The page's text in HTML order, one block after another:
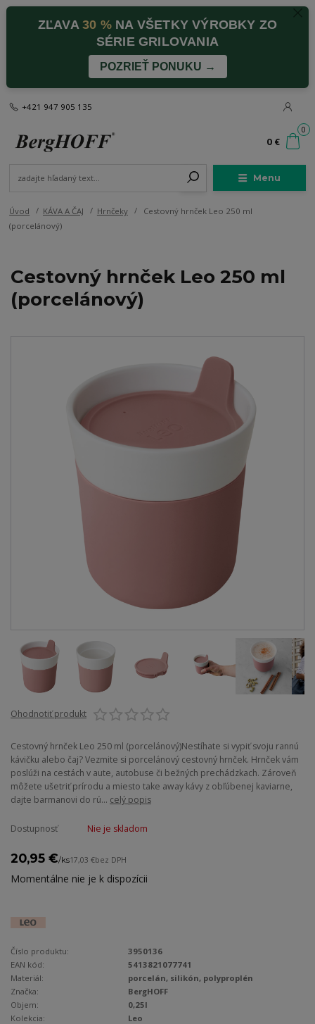
ZĽAVA30 %NA VŠETKY VÝROBKY ZO
SÉRIE GRILOVANIA
POZRIEŤ PONUKU →
Menu
+421 947 905 135
0
0 €
Úvod KÁVA A ČAJ Hrnčeky
Cestovný hrnček Leo 250 ml
(porcelánový)
Cestovný hrnček Leo 250 ml
(porcelánový)
Ohodnotiť produkt
Cestovný hrnček Leo 250 ml (porcelánový)Nestíhate si vypiť svoju rannú
kávičku alebo čaj? Vezmite si porcelánový cestovný hrnček. Hrnček vám
poslúži na cestách v aute, autobuse či bežných prechádzkach. Zároveň
môžete ušetriť prírodu a miesto take away kávy z obľúbenej kaviarne,
dajte barmanovi do rú... celý popis
Dostupnosť Nie je skladom
20,95 €/ks17,03 €bez DPH
Momentálne nie je k dispozícii
Číslo produktu:
3950136
EAN kód:
5413821077741
Materiál:
porcelán, silikón, polyproplén
Značka:
BergHOFF
Objem:
0,25l
Kolekcia:
Leo